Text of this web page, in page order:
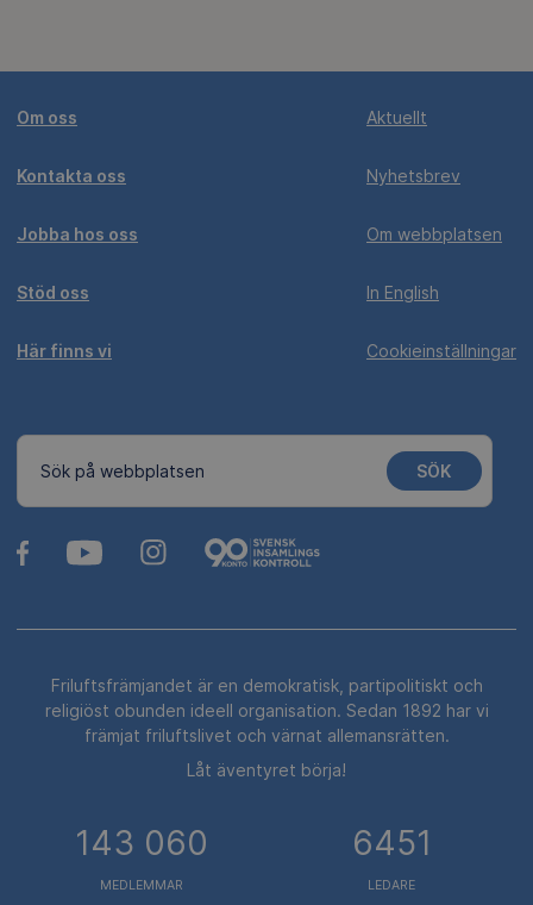
Om oss
Kontakta oss
Jobba hos oss
Stöd oss
Här finns vi
Aktuellt
Nyhetsbrev
Om webbplatsen
In English
Cookieinställningar
Sök på webbplatsen SÖK
Friluftsfrämjandet är en demokratisk, partipolitiskt och
religiöst obunden ideell organisation. Sedan 1892 har vi
främjat friluftslivet och värnat allemansrätten.
Låt äventyret börja!
143 060
MEDLEMMAR
6451
LEDARE